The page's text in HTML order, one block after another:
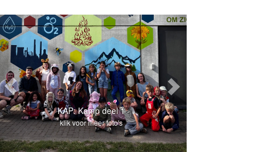
KAP: Kamp deel 1
klik voor meer foto's